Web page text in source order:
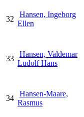
32
Hansen, Ingeborg
Ellen
33
Hansen, Valdemar
Ludolf Hans
34
Hansen-Maare,
Rasmus